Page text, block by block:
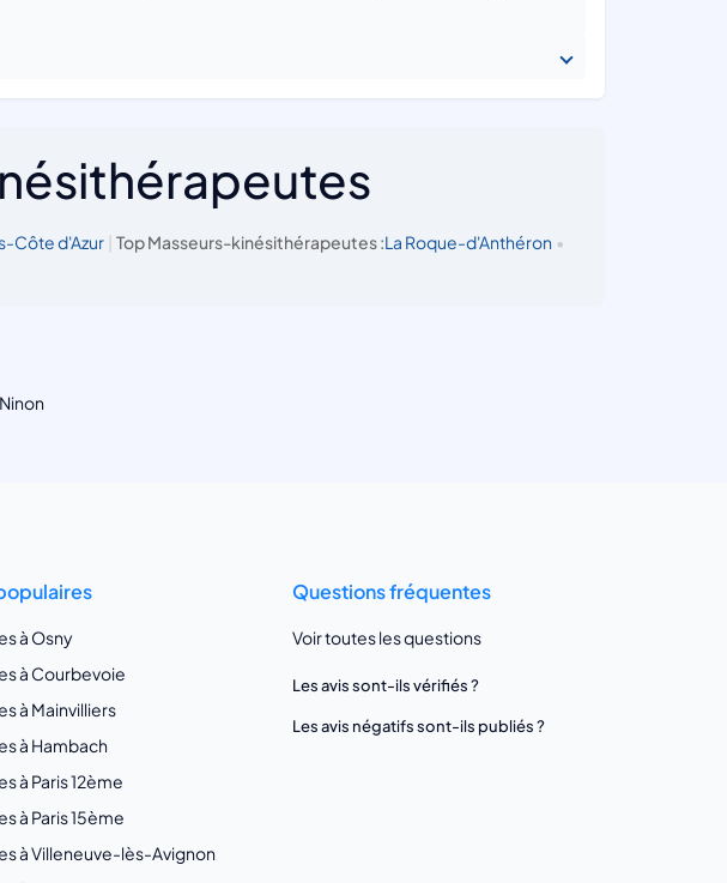
Côte d'Azur | Top Masseurs-kinésithérapeutes :La Roque-d'Anthéron •
à Osny
à Courbevoie
à Mainvilliers
à Hambach
à Paris 12ème
à Paris 15ème
à Villeneuve-lès-Avignon
Questions fréquentes
Voir toutes les questions
Les avis sont-ils vérifiés ?
Les avis négatifs sont-ils publiés ?